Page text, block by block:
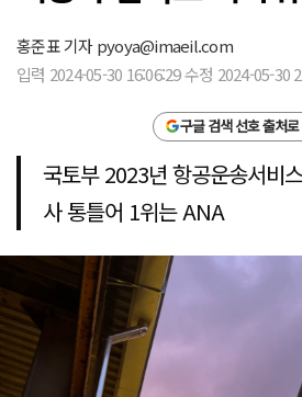
홍준표 기자pyoya@imaeil.com
입력 2024-05-30 16:06:29 수정 2024-05-30
구글 검색 선호 출처
국토부 2023년 항공운송서비
사 통틀어 1위는 ANA